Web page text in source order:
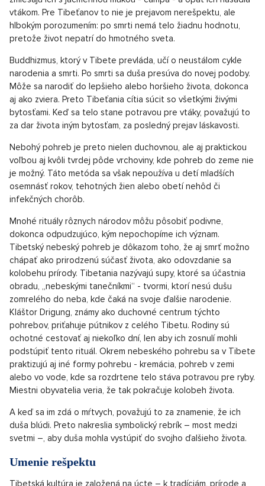
vtákom. Pre Tibeťanov to nie je prejavom nerešpektu, ale
hlbokým porozumením: po smrti nemá telo žiadnu hodnotu,
pretože život nepatrí do hmotného sveta.
Buddhizmus, ktorý v Tibete prevláda, učí o neustálom cykle
narodenia a smrti. Po smrti sa duša presúva do novej podoby.
Môže sa narodiť do lepšieho alebo horšieho života, dokonca
aj ako zviera. Preto Tibeťania cítia súcit so všetkými živými
bytosťami. Keď sa telo stane potravou pre vtáky, považujú to
za dar života iným bytosťam, za posledný prejav láskavosti.
Nebohý pohreb je preto nielen duchovnou, ale aj praktickou
voľbou aj kvôli tvrdej pôde vrchoviny, kde pohreb do zeme nie
je možný. Táto metóda sa však nepoužíva u detí mladších
osemnásť rokov, tehotných žien alebo obetí nehôd či
infekčných chorôb.
Mnohé rituály rôznych národov môžu pôsobiť podivne,
dokonca odpudzujúco, kým nepochopíme ich význam.
Tibetský nebeský pohreb je dôkazom toho, že aj smrť možno
chápať ako prirodzenú súčasť života, ako odovzdanie sa
kolobehu prírody. Tibetania nazývajú supy, ktoré sa účastnia
obradu, „nebeskými tanečníkmi“ - tvormi, ktorí nesú dušu
zomrelého do neba, kde čaká na svoje ďalšie narodenie.
Kláštor Drigung, známy ako duchovné centrum týchto
pohrebov, priťahuje pútnikov z celého Tibetu. Rodiny sú
ochotné cestovať aj niekoľko dní, len aby ich zosnulí mohli
podstúpiť tento rituál. Okrem nebeského pohrebu sa v Tibete
praktizujú aj iné formy pohrebu - kremácia, pohreb v zemi
alebo vo vode, kde sa rozdrtene telo stáva potravou pre ryby.
Miestni obyvatelia veria, že tak pokračuje kolobeh života.
A keď sa im zdá o mŕtvych, považujú to za znamenie, že ich
duša blúdi. Preto nakreslia symbolický rebrík – most medzi
svetmi –, aby duša mohla vystúpiť do svojho ďalšieho života.
Umenie rešpektu
Tibetská kultúra je založená na úcte – k tradíciám, prírode a